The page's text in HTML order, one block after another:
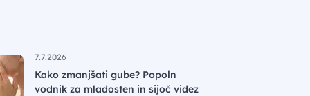
7.7.2026
Kako zmanjšati gube? Popoln
vodnik za mladosten in sijoč videz